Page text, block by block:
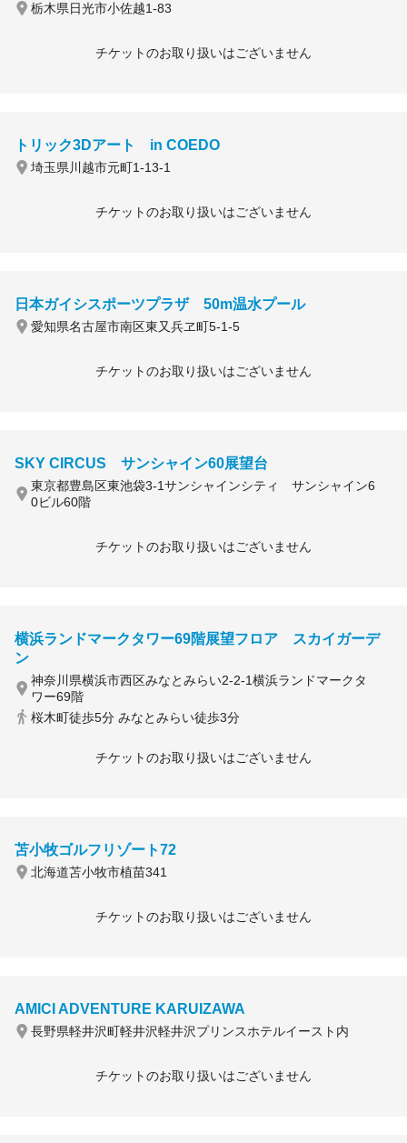
栃木県日光市小佐越1-83
チケットのお取り扱いはございません
トリック3Dアート in COEDO
埼玉県川越市元町1-13-1
チケットのお取り扱いはございません
日本ガイシスポーツプラザ 50m温水プール
愛知県名古屋市南区東又兵ヱ町5-1-5
チケットのお取り扱いはございません
SKY CIRCUS サンシャイン60展望台
東京都豊島区東池袋3-1サンシャインシティ サンシャイン6
0ビル60階
チケットのお取り扱いはございません
横浜ランドマークタワー69階展望フロア スカイガーデ
ン
神奈川県横浜市西区みなとみらい2-2-1横浜ランドマークタ
ワー69階
桜木町徒歩5分 みなとみらい徒歩3分
チケットのお取り扱いはございません
苫小牧ゴルフリゾート72
北海道苫小牧市植苗341
チケットのお取り扱いはございません
AMICI ADVENTURE KARUIZAWA
長野県軽井沢町軽井沢軽井沢プリンスホテルイースト内
チケットのお取り扱いはございません